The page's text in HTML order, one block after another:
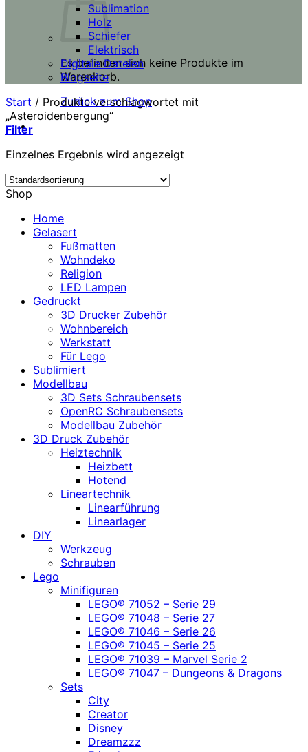
Es befinden sich keine Produkte im
Warenkorb.
Zurück zum Shop
Sublimation
Holz
Schiefer
Elektrisch
Digitale Dateien
Blogseite
Start / Produkte verschlagwortet mit
„Asteroidenbergung“
Filter
Einzelnes Ergebnis wird angezeigt
Shop
Home
Gelasert
Fußmatten
Wohndeko
Religion
LED Lampen
Gedruckt
3D Drucker Zubehör
Wohnbereich
Werkstatt
Für Lego
Sublimiert
Modellbau
3D Sets Schraubensets
OpenRC Schraubensets
Modellbau Zubehör
3D Druck Zubehör
Heiztechnik
Heizbett
Hotend
Lineartechnik
Linearführung
Linearlager
DIY
Werkzeug
Schrauben
Lego
Minifiguren
LEGO® 71052 – Serie 29
LEGO® 71048 – Serie 27
LEGO® 71046 – Serie 26
LEGO® 71045 – Serie 25
LEGO® 71039 – Marvel Serie 2
LEGO® 71047 – Dungeons & Dragons
Sets
City
Creator
Disney
Dreamzzz